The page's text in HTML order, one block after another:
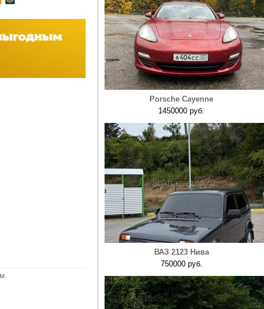
Porsche Cayenne
1450000 руб.
ВАЗ 2123 Нива
750000 руб.